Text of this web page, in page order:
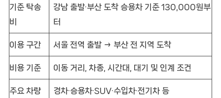
기준 탁송
비
강남 출발·부산 도착 승용차 기준 130,000원부
터
이용 구간 서울 전역 출발 → 부산 전 지역 도착
비용 기준 이동 거리, 차종, 시간대, 대기 및 인계 조건
주요 차량 경차·승용차·SUV·수입차·전기차 등